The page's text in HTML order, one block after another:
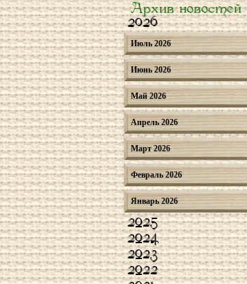
Архив новостей
2026
Июль 2026
Июнь 2026
Май 2026
Апрель 2026
Март 2026
Февраль 2026
Январь 2026
2025
2024
2023
2022